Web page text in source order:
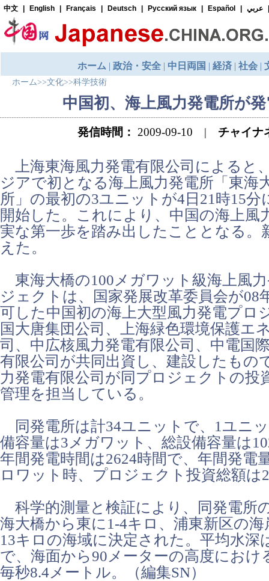
ホーム>>文化>>科学技術
中国初、海上風力発電所が
発信時間： 2009-09-10 | チャイナ
上海東海風力発電有限公司によると
ジアで初となる海上風力発電所「東海
所」の最初の3ユニットが4日21時15分
開始した。これにより、中国の海上風
実な第一歩を踏み出したこととなる。
えた。
東海大橋の100メガワット級海上風
ジェクトは、国家発展改革委員会が08
可した中国初の海上大型風力発電プロ
国大唐集団公司、上海緑色環境保護エ
司、中広核風力発電有限公司、中電国
有限公司が共同出資し、建設したもの
力発電有限公司が同プロジェクトの投
管理を担当している。
同発電所は計34ユニットで、1ユニ
備容量は3メガワット、総設備容量は
年間発電時間は2624時間で、年間発電
ロワット時、プロジェクト投資総額は
科学的測量と検証により、同発電所
海大橋から東に1-4キロ、浦東新区の
13キロの海域に決定された。平均水深
で、海面から90メーターの高度におけ
毎秒8.4メートル。（編集SN）